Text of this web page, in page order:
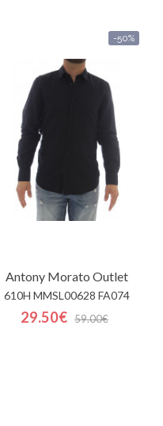
-50%
Antony Morato Outlet
610H MMSL00628 FA074
29.50€ 59.00€